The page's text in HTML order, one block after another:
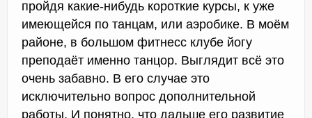
пройдя какие-нибудь короткие курсы, к уже
имеющейся по танцам, или аэробике. В моём
районе, в большом фитнесс клубе йогу
преподаёт именно танцор. Выглядит всё это
очень забавно. В его случае это
исключительно вопрос дополнительной
работы. И понятно, что дальше его развитие